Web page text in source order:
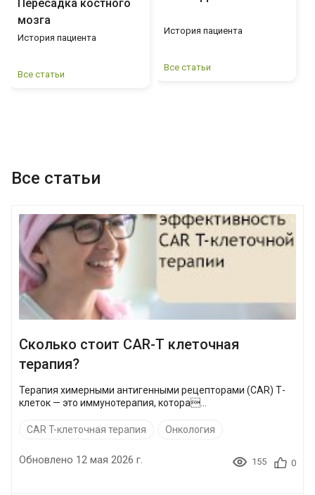
Пересадка костного
мозга
История пациента
Все статьи
История пациента
Все статьи
Все статьи
Сколько стоит CAR-T клеточная
терапия?
Терапия химерными антигенными рецепторами (CAR) Т-
клеток — это иммунотерапия, котора...
CAR T-клеточная терапия Онкология
Обновлено 12 мая 2026 г. 155 0